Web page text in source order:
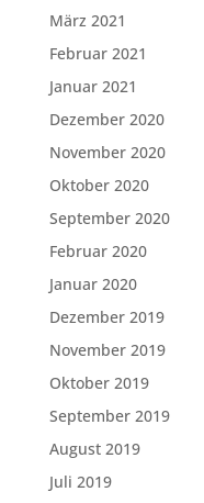
März 2021
Februar 2021
Januar 2021
Dezember 2020
November 2020
Oktober 2020
September 2020
Februar 2020
Januar 2020
Dezember 2019
November 2019
Oktober 2019
September 2019
August 2019
Juli 2019